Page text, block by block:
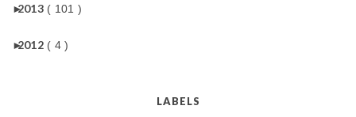
►
2013 ( 101 )
►
2012 ( 4 )
LABELS